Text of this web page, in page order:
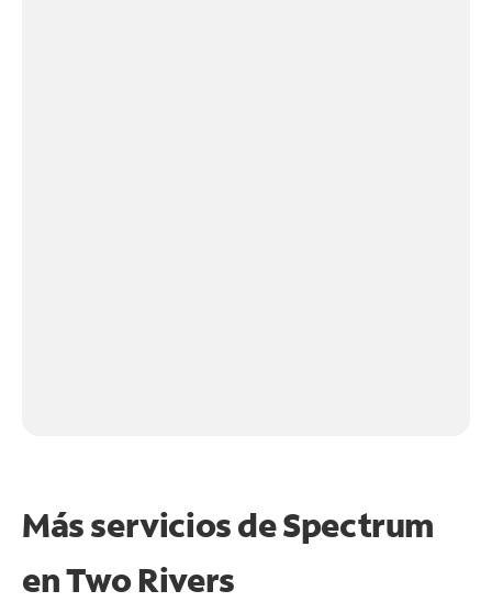
Más servicios de Spectrum
enTwo Rivers